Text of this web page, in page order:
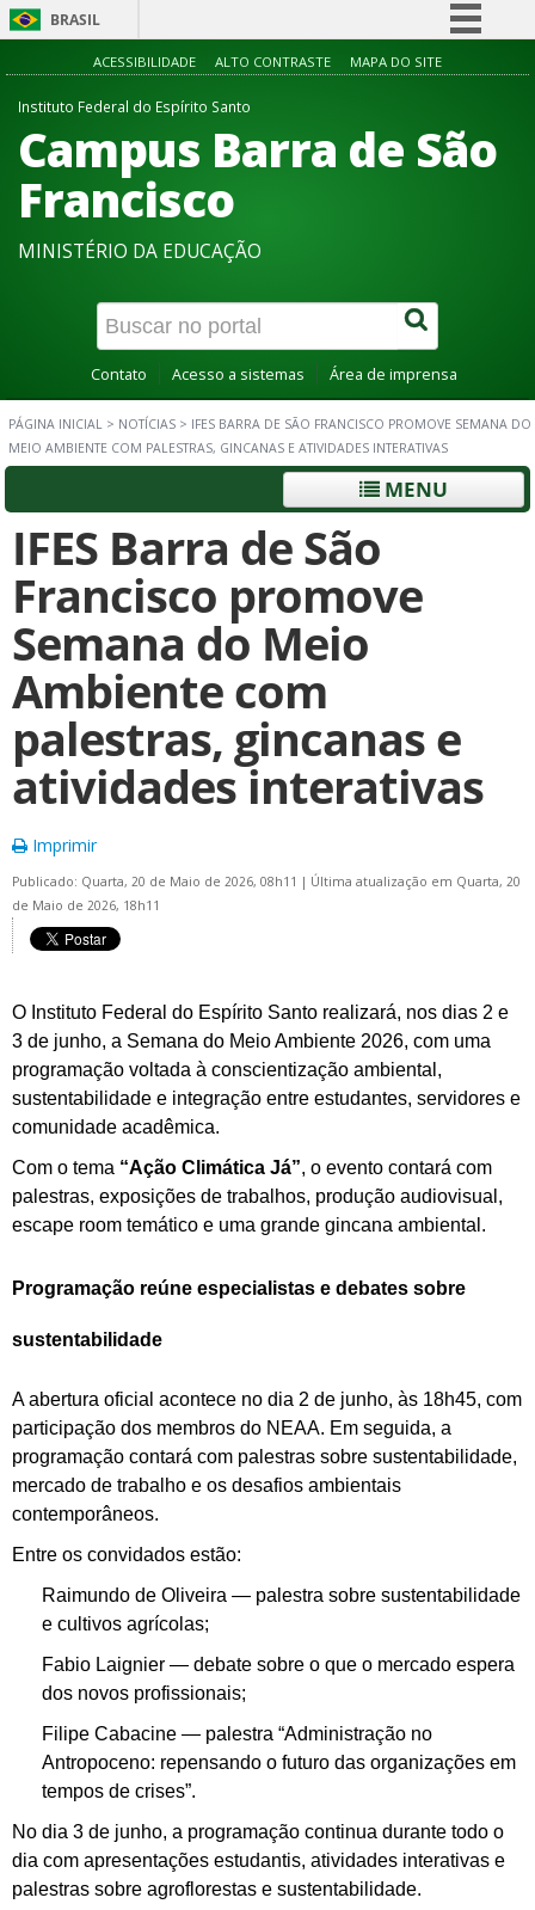
BRASIL
Simplifique!
Participe
Acesso à informação
ACESSIBILIDADE ALTO CONTRASTE MAPA DO SITE
Instituto Federal do Espírito Santo
Campus Barra de São
Francisco
MINISTÉRIO DA EDUCAÇÃO
Contato Acesso a sistemas Área de imprensa
PÁGINA INICIAL > NOTÍCIAS > IFES BARRA DE SÃO FRANCISCO PROMOVE SEMANA DO
MEIO AMBIENTE COM PALESTRAS, GINCANAS E ATIVIDADES INTERATIVAS
MENU
IFES Barra de São
Francisco promove
Semana do Meio
Ambiente com
palestras, gincanas e
atividades interativas
Imprimir
Publicado: Quarta, 20 de Maio de 2026, 08h11 | Última atualização em Quarta, 20
de Maio de 2026, 18h11
O Instituto Federal do Espírito Santo realizará, nos dias 2 e
3 de junho, a Semana do Meio Ambiente 2026, com uma
programação voltada à conscientização ambiental,
sustentabilidade e integração entre estudantes, servidores e
comunidade acadêmica.
Com o tema “Ação Climática Já”, o evento contará com
palestras, exposições de trabalhos, produção audiovisual,
escape room temático e uma grande gincana ambiental.
Programação reúne especialistas e debates sobre
sustentabilidade
A abertura oficial acontece no dia 2 de junho, às 18h45, com
participação dos membros do NEAA. Em seguida, a
programação contará com palestras sobre sustentabilidade,
mercado de trabalho e os desafios ambientais
contemporâneos.
Entre os convidados estão:
Raimundo de Oliveira — palestra sobre sustentabilidade
e cultivos agrícolas;
Fabio Laignier — debate sobre o que o mercado espera
dos novos profissionais;
Filipe Cabacine — palestra “Administração no
Antropoceno: repensando o futuro das organizações em
tempos de crises”.
No dia 3 de junho, a programação continua durante todo o
dia com apresentações estudantis, atividades interativas e
palestras sobre agroflorestas e sustentabilidade.